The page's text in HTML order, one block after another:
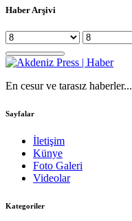
Haber Arşivi
En cesur ve tarasız haberler...
Sayfalar
İletişim
Künye
Foto Galeri
Videolar
Kategoriler